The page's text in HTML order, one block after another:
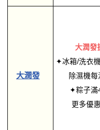
大潤發
大潤發
✦冰箱/洗衣
除濕機
✦粽子滿
更多優